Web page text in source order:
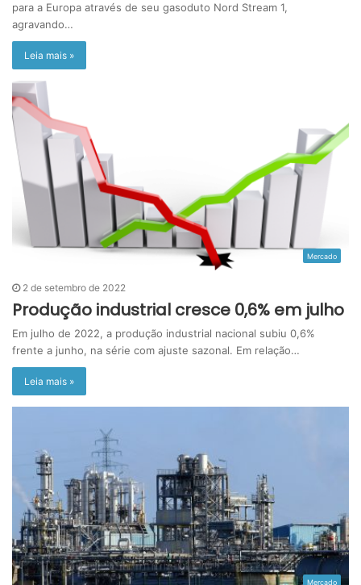
para a Europa através de seu gasoduto Nord Stream 1,
agravando…
Leia mais »
Mercado
2 de setembro de 2022
Produção industrial cresce 0,6% em julho
Em julho de 2022, a produção industrial nacional subiu 0,6%
frente a junho, na série com ajuste sazonal. Em relação…
Leia mais »
Mercado